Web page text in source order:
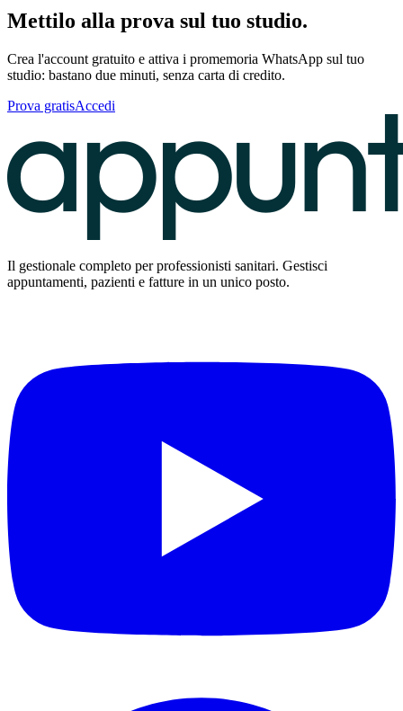
Mettilo alla prova sul tuo studio.
Crea l'account gratuito e attiva i promemoria WhatsApp sul tuo
studio: bastano due minuti, senza carta di credito.
Prova gratisAccedi
Il gestionale completo per professionisti sanitari. Gestisci
appuntamenti, pazienti e fatture in un unico posto.